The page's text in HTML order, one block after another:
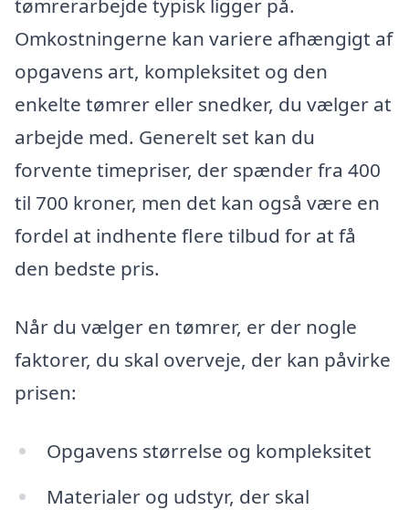
tømrerarbejde typisk ligger på.
Omkostningerne kan variere afhængigt af
opgavens art, kompleksitet og den
enkelte tømrer eller snedker, du vælger at
arbejde med. Generelt set kan du
forvente timepriser, der spænder fra 400
til 700 kroner, men det kan også være en
fordel at indhente flere tilbud for at få
den bedste pris.
Når du vælger en tømrer, er der nogle
faktorer, du skal overveje, der kan påvirke
prisen:
Opgavens størrelse og kompleksitet
Materialer og udstyr, der skal